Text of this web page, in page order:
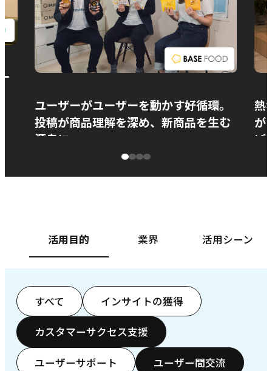
ユーザーがユーザーを動かす好循環。
投稿が商品理解を深め、新商品を生む
源泉に
熱
が
ぱ
活用目的 業界 活用シーン
すべて インサイトの獲得
カスタマーサクセス支援
ユーザーサポート ユーザー間交流